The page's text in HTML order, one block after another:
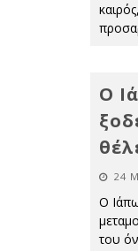
Ο
24
Ο
του